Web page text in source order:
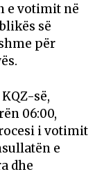
e votimit në
së
për
së,
06:00,
i votimit
e
dhe